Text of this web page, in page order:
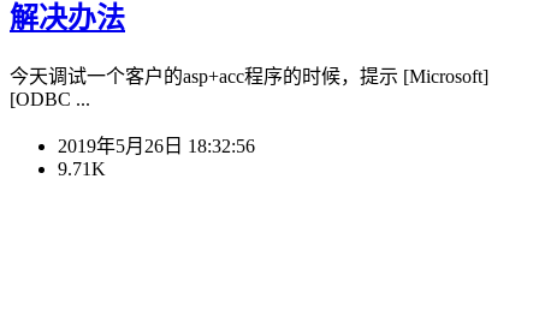
解决办法
今天调试一个客户的asp+acc程序的时候，提示 [Microsoft]
[ODBC ...
2019年5月26日 18:32:56
9.71K